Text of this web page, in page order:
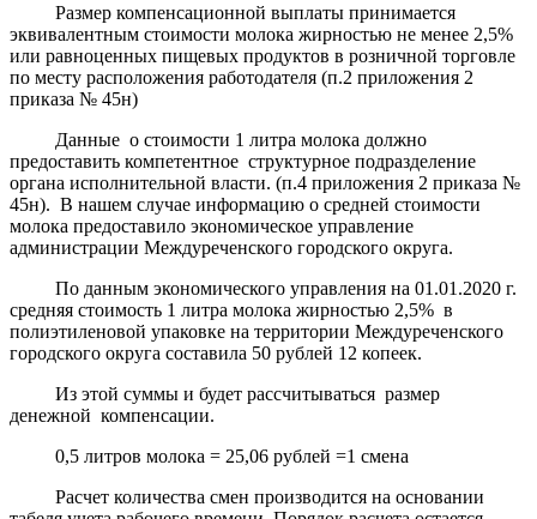
Размер компенсационной выплаты принимается
эквивалентным стоимости молока жирностью не менее 2,5%
или равноценных пищевых продуктов в розничной торговле
по месту расположения работодателя (п.2 приложения 2
приказа № 45н)
Данные о стоимости 1 литра молока должно
предоставить компетентное структурное подразделение
органа исполнительной власти. (п.4 приложения 2 приказа №
45н). В нашем случае информацию о средней стоимости
молока предоставило экономическое управление
администрации Междуреченского городского округа.
По данным экономического управления на 01.01.2020 г.
средняя стоимость 1 литра молока жирностью 2,5% в
полиэтиленовой упаковке на территории Междуреченского
городского округа составила 50 рублей 12 копеек.
Из этой суммы и будет рассчитываться размер
денежной компенсации.
0,5 литров молока = 25,06 рублей =1 смена
Расчет количества смен производится на основании